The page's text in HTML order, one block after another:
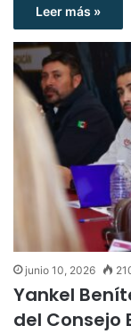
Leer más »
junio 10, 2026
Yankel
del Consejo